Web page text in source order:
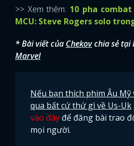
>> Xem thêm: 10 pha
MCU: Steve Rogers solo
* Bài viết của Chekovchia sẻ tại
Marvel
Nếu bạn thích phim Âu
qua bất cứ thứ gì về Us-Uk
vào đây để đăng bài trao
mọi người.